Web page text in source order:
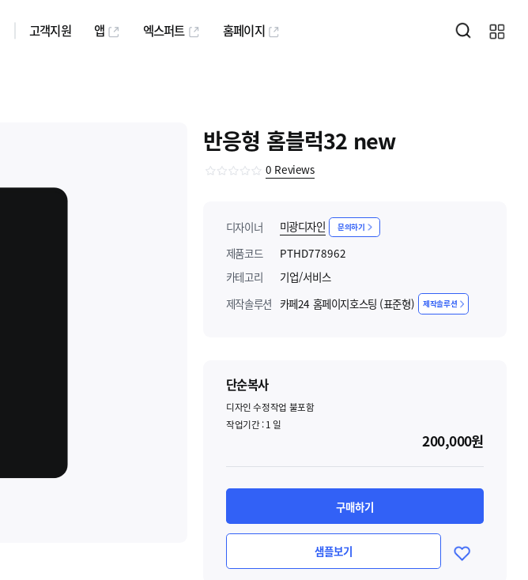
고객지원 앱 엑스퍼트 홈페이지
반응형 홈블럭32 new
0 Reviews
디자이너 미광디자인 문의하기
제품코드
PTHD778962
카테고리
기업/서비스
제작솔루션 카페24 홈페이지호스팅 (표준형) 제작솔루션
단순복사
디자인 수정작업 불포함
작업기간 :1일
200,000원
구매하기
샘플보기